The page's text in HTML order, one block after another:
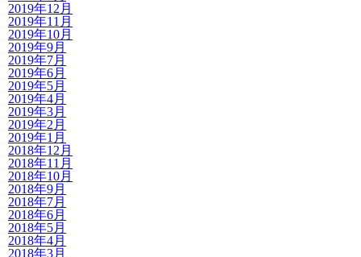
2019年12月
2019年11月
2019年10月
2019年9月
2019年7月
2019年6月
2019年5月
2019年4月
2019年3月
2019年2月
2019年1月
2018年12月
2018年11月
2018年10月
2018年9月
2018年7月
2018年6月
2018年5月
2018年4月
2018年3月